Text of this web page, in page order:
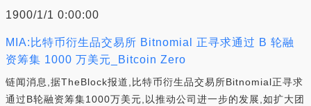
1900/1/1 0:00:00
MIA:比特币衍生品交易所 Bitnomial 正寻求通过 B 轮融
资筹集 1000 万美元_Bitcoin Zero
链闻消息,据TheBlock报道,比特币衍生品交易所Bitnomial正寻求
通过B轮融资筹集1000万美元,以推动公司进一步的发展,如扩大团